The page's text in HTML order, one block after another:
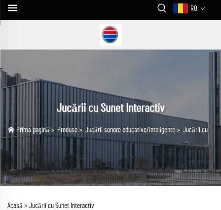
RO
Jucării cu Sunet Interactiv
Prima pagină > Produse > Jucării sonore educative/inteligente > Jucării cu Sunet Interactiv
Acasă > Jucării cu Sunet Interactiv